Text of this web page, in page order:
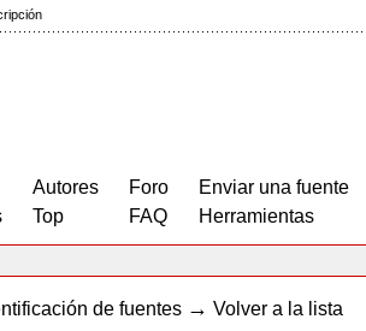
Autores
Top
Foro
FAQ
Enviar una fuente
Herramientas
de fuentes → Volver a la lista